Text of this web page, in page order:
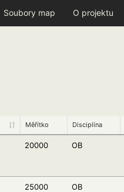
Soubory map O projektu
Měřítko Disciplína
20000 OB
25000 OB